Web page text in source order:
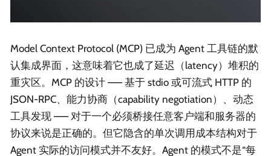
Model Context Protocol (MCP) 已成为 Agent 工具链的默
认集成界面，这意味着它也成了延迟（latency）堆积的
重灾区。MCP 的设计 —— 基于 stdio 或可流式 HTTP 的
JSON-RPC、能力协商（capability negotiation）、动态
工具发现 —— 对于一个必须桥接任意客户端和服务器的
协议来说是正确的。但它隐含的单次调用成本结构对于
Agent 实际的访问模式并不友好。Agent 的模式不是“每